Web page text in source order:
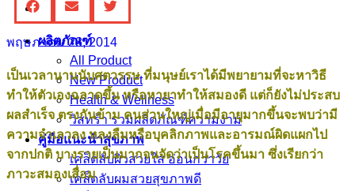
ผลิตภัณฑ์
All Product
New Product
Health & Wellness
วิสทร้า รวมผลิตภัณฑ์ความงาม
คู่มือแนะนำสุขภาพ
เคล็ดลับผิวสวยใส อ่อนกว่าวัย
เคล็ดลับผมสวยสุขภาพดี
พฤษภาคม 28, 2014
เป็นเวลานานนับศตวรรษ ที่มนุษย์เราได้มีพยายามที่จะหาวิธี
ทำให้ตัวเองฉลาดขึ้น หรือหายาทำให้สมองดี แต่ก็ยังไม่ประสบ
ผลสำเร็จ ตรงกันข้าม คนส่วนใหญ่เมื่อมีอายุมากขึ้นจะพบว่ามี
ความจำเลวลง หลงลืมหรือบุคลิกภาพและอารมณ์ผิดแผกไป
จากปกติ บางรายเป็นมากจนจัดว่าเป็นโรคขึ้นมา ซึ่งเรียกว่า
ภาวะสมองเสื่อม